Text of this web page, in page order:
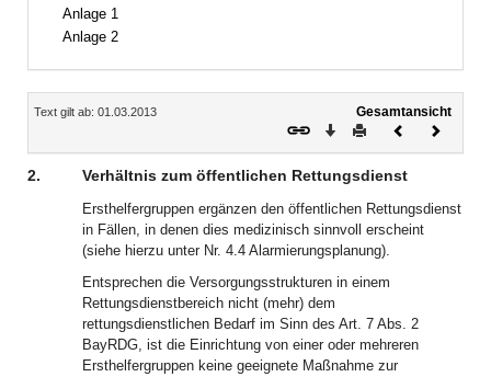
Anlage 1
Anlage 2
Inhalt
Text gilt ab: 01.03.2013
Gesamtansicht
Download
DruckenVorheriges
2. Verhältnis zum öffentlichen Rettungsdienst
Ersthelfergruppen ergänzen den öffentlichen Rettungsdienst
in Fällen, in denen dies medizinisch sinnvoll erscheint
(siehe hierzu unter Nr. 4.4 Alarmierungsplanung).
Entsprechen die Versorgungsstrukturen in einem
Rettungsdienstbereich nicht (mehr) dem
rettungsdienstlichen Bedarf im Sinn des Art. 7 Abs. 2
BayRDG, ist die Einrichtung von einer oder mehreren
Ersthelfergruppen keine geeignete Maßnahme zur